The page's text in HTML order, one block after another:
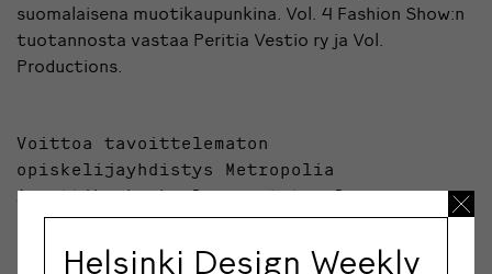
suomalaisena muotikaupunkina. Vol. 4 Fashion Show:n
tuotannosta vastaa Peritia Vestio ry ja Vol.
Productions.
Voittoa tavoittelematon
opiskelijayhdistys Metropolia
Ammattikorkeakoulun vaatetusalan
opiskelijoille.
Helsinki Design Weekly